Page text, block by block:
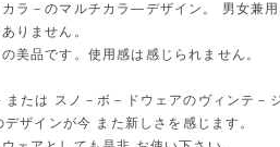
カラ－のマルチカラ—デザイン。 男女兼
りません。
美品です。使用感は感じられません。
たは スノ－ボ－ドウェアのヴィンテ－
デザインが今 また新しさを感じます。